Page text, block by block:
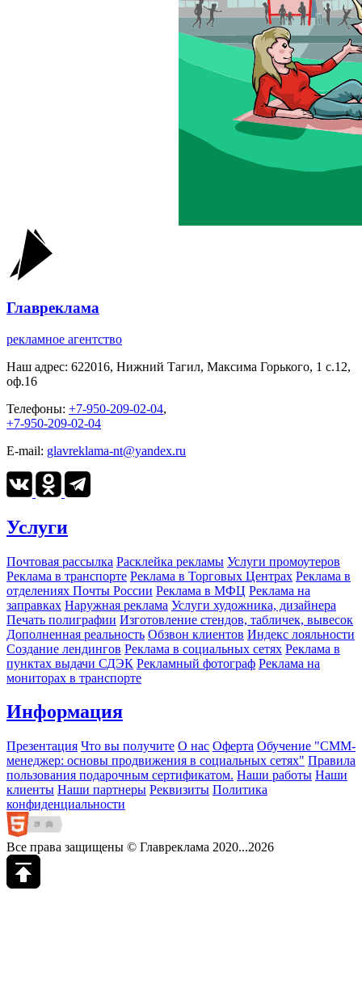
Главреклама
рекламное агентство
Наш адрес: 622016, Нижний Тагил, Максима Горького, 1 c.12,
оф.16
Телефоны: +7-950-209-02-04,
+7-950-209-02-04
E-mail: glavreklama-nt@yandex.ru
Услуги
Почтовая рассылка Расклейка рекламы Услуги промоутеров
Реклама в транспорте Реклама в Торговых Центрах Реклама в
отделениях Почты России Реклама в МФЦ Реклама на
заправках Наружная реклама Услуги художника, дизайнера
Печать полиграфии Изготовление стендов, табличек, вывесок
Дополненная реальность Обзвон клиентов Индекс лояльности
Создание лендингов Реклама в социальных сетях Реклама в
пунктах выдачи СДЭК Рекламный фотограф Реклама на
мониторах в транспорте
Информация
Презентация Что вы получите О нас Оферта Обучение "СМM-
менеджер: основы продвижения в социальных сетях" Правила
пользования подарочным сертификатом. Наши работы Наши
клиенты Наши партнеры Реквизиты Политика
конфиденциальности
Все права защищены © Главреклама 2020...2026